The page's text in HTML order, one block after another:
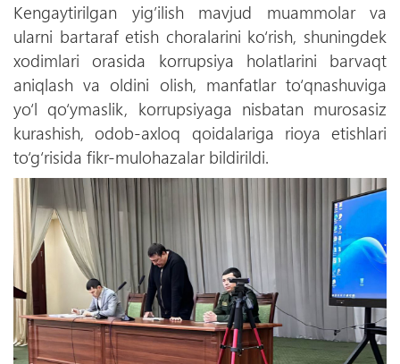
Kengaytirilgan yig’ilish mavjud muammolar va
ularni bartaraf etish choralarini ko‘rish, shuningdek
xodimlari orasida korrupsiya holatlarini barvaqt
aniqlash va oldini olish, manfatlar to‘qnashuviga
yo‘l qo‘ymaslik, korrupsiyaga nisbatan murosasiz
kurashish, odob-axloq qoidalariga rioya etishlari
to‘g‘risida fikr-mulohazalar bildirildi.